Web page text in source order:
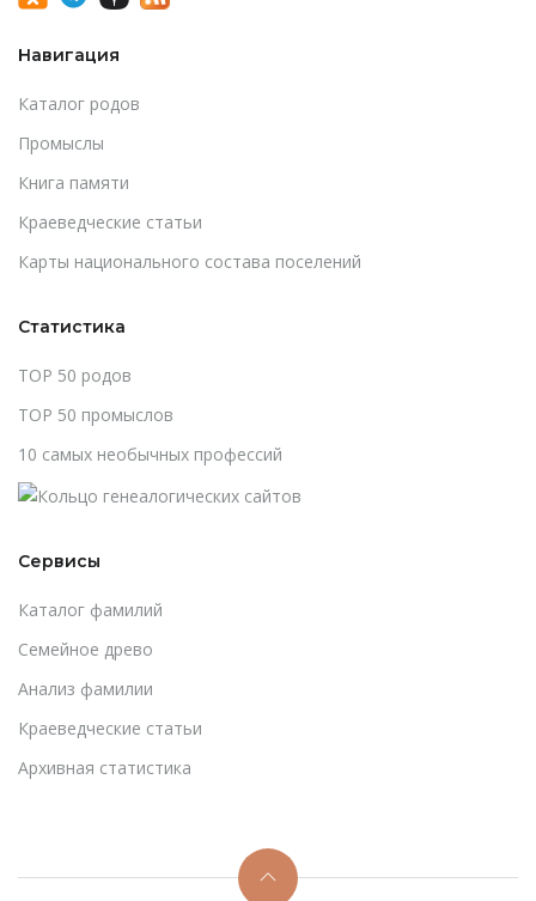
Навигация
Каталог родов
Промыслы
Книга памяти
Краеведческие статьи
Карты национального состава поселений
Статистика
TOP 50 родов
TOP 50 промыслов
10 самых необычных профессий
Сервисы
Каталог фамилий
Cемейное древо
Анализ фамилии
Краеведческие статьи
Архивная статистика